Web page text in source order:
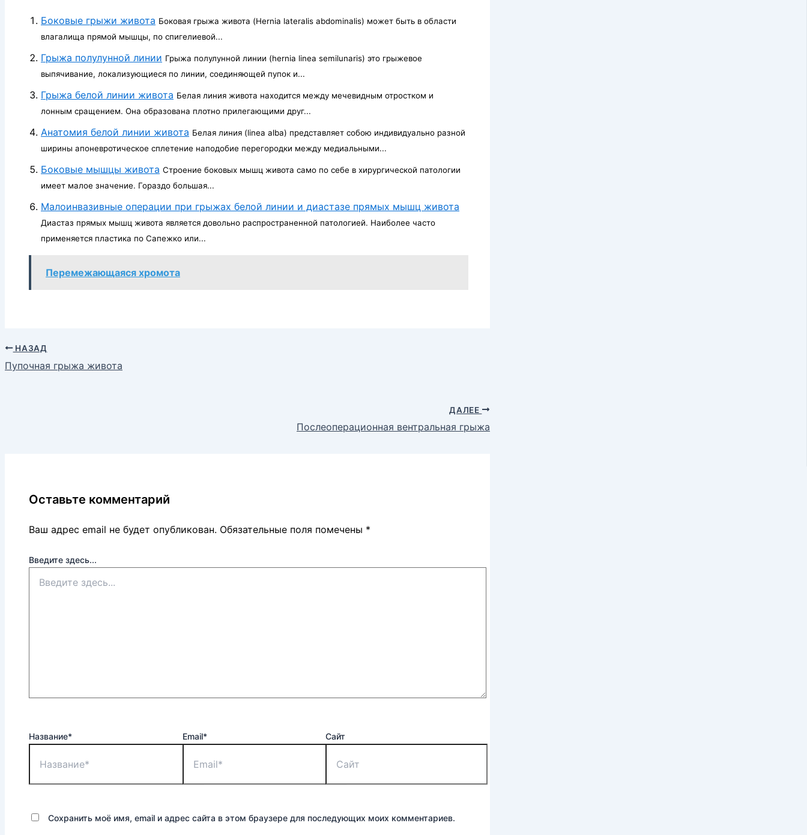
Боковые грыжи живота Боковая грыжа живота (Hernia lateralis abdominalis) может быть в области
влагалища прямой мышцы, по спигелиевой...
Грыжа полулунной линии Грыжа полулунной линии (hernia linea semilunaris) это грыжевое
выпячивание, локализующиеся по линии, соединяющей пупок и...
Грыжа белой линии живота Белая линия живота находится между мечевидным отростком и
лонным сращением. Она образована плотно прилегающими друг...
Анатомия белой линии живота Белая линия (linea alba) представляет собою индивидуально разной
ширины апоневротическое сплетение наподобие перегородки между медиальными...
Боковые мышцы живота Строение боковых мышц живота само по себе в хирургической патологии
имеет малое значение. Гораздо большая...
Малоинвазивные операции при грыжах белой линии и диастазе прямых мышц живота
Диастаз прямых мышц живота является довольно распространенной пато­логией. Наиболее часто
применяется пластика по Сапежко или...
Перемежающаяся хромота
НАЗАД
Пупочная грыжа живота
ДАЛЕЕ
Послеоперационная вентральная грыжа
Оставьте комментарий
Ваш адрес email не будет опубликован. Обязательные поля помечены *
Введите здесь...
Название* Email* Сайт
Сохранить моё имя, email и адрес сайта в этом браузере для последующих моих комментариев.